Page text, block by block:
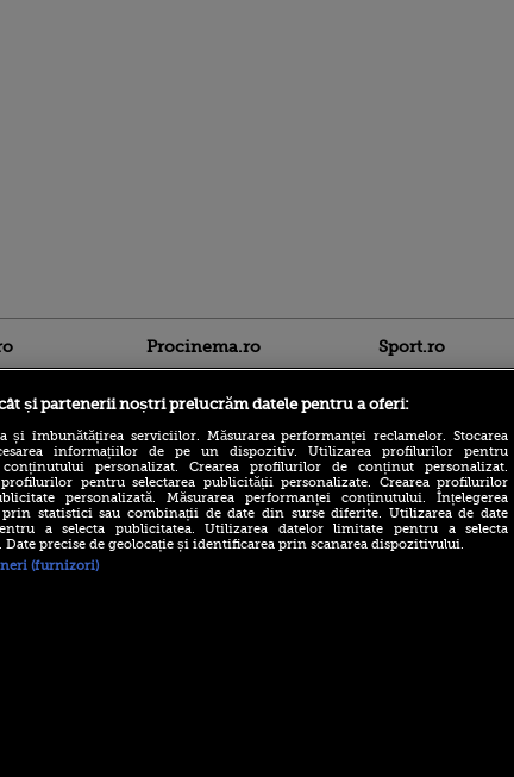
Lumea
din România
Events!
Procinema.ro
Emoții intense pentru
Sebastian Stan! Iubita lui,
Sport.ro
Ioan Andone îl
fotbalistul pe care
Becali îl plătește cu
pasiune și
Întăriri în
și partenerii noștri prelucrăm datele pentru a oferi:
și îmbunătățirea serviciilor. Măsurarea performanței reclamelor. Stocarea
informațiilor de pe un dispozitiv. Utilizarea profilurilor pentru
conținutului personalizat. Crearea profilurilor de conținut personalizat.
pentru selectarea publicității personalizate. Crearea profilurilor
personalizată. Măsurarea performanței conținutului. Înțelegerea
statistici sau combinații de date din surse diferite. Utilizarea de date
a selecta publicitatea. Utilizarea datelor limitate pentru a selecta
precise de geolocație și identificarea prin scanarea dispozitivului.
(furnizori)